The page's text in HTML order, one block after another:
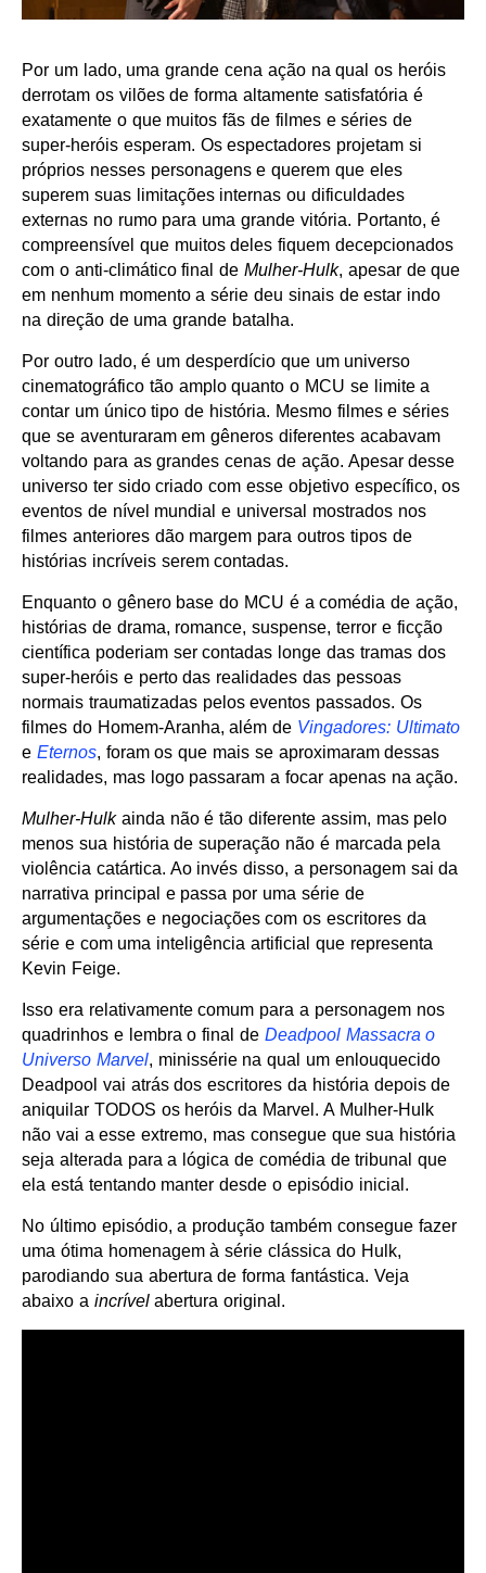
Por um lado, uma grande cena ação na qual os heróis
derrotam os vilões de forma altamente satisfatória é
exatamente o que muitos fãs de filmes e séries de
super-heróis esperam. Os espectadores projetam si
próprios nesses personagens e querem que eles
superem suas limitações internas ou dificuldades
externas no rumo para uma grande vitória. Portanto, é
compreensível que muitos deles fiquem decepcionados
com o anti-climático final deMulher-Hulk, apesar de que
em nenhum momento a série deu sinais de estar indo
na direção de uma grande batalha.
Por outro lado, é um desperdício que um universo
cinematográfico tão amplo quanto o MCU se limite a
contar um único tipo de história. Mesmo filmes e séries
que se aventuraram em gêneros diferentes acabavam
voltando para as grandes cenas de ação. Apesar desse
universo ter sido criado com esse objetivo específico, os
eventos de nível mundial e universal mostrados nos
filmes anteriores dão margem para outros tipos de
histórias incríveis serem contadas.
Enquanto o gênero base do MCU é a comédia de ação,
histórias de drama, romance, suspense, terror e ficção
científica poderiam ser contadas longe das tramas dos
super-heróis e perto das realidades das pessoas
normais traumatizadas pelos eventos passados. Os
filmes do Homem-Aranha, além de Vingadores: Ultimato
e Eternos, foram os que mais se aproximaram dessas
realidades, mas logo passaram a focar apenas na ação.
Mulher-Hulkainda não é tão diferente assim, mas pelo
menos sua história de superação não é marcada pela
violência catártica. Ao invés disso, a personagem sai da
narrativa principal e passa por uma série de
argumentações e negociações com os escritores da
série e com uma inteligência artificial que representa
Kevin Feige.
Isso era relativamente comum para a personagem nos
quadrinhos e lembra o final de Deadpool Massacra o
Universo Marvel, minissérie na qual um enlouquecido
Deadpool vai atrás dos escritores da história depois de
aniquilar TODOS os heróis da Marvel. A Mulher-Hulk
não vai a esse extremo, mas consegue que sua história
seja alterada para a lógica de comédia de tribunal que
ela está tentando manter desde o episódio inicial.
No último episódio, a produção também consegue fazer
uma ótima homenagem à série clássica do Hulk,
parodiando sua abertura de forma fantástica. Veja
abaixo a incrívelabertura original.